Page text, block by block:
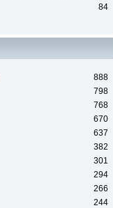
84
888
798
768
670
637
382
301
294
266
244